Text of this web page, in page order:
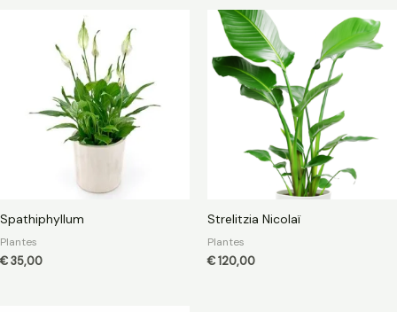
Spathiphyllum
Plantes
€35,00
Strelitzia Nicolaï
Plantes
€120,00